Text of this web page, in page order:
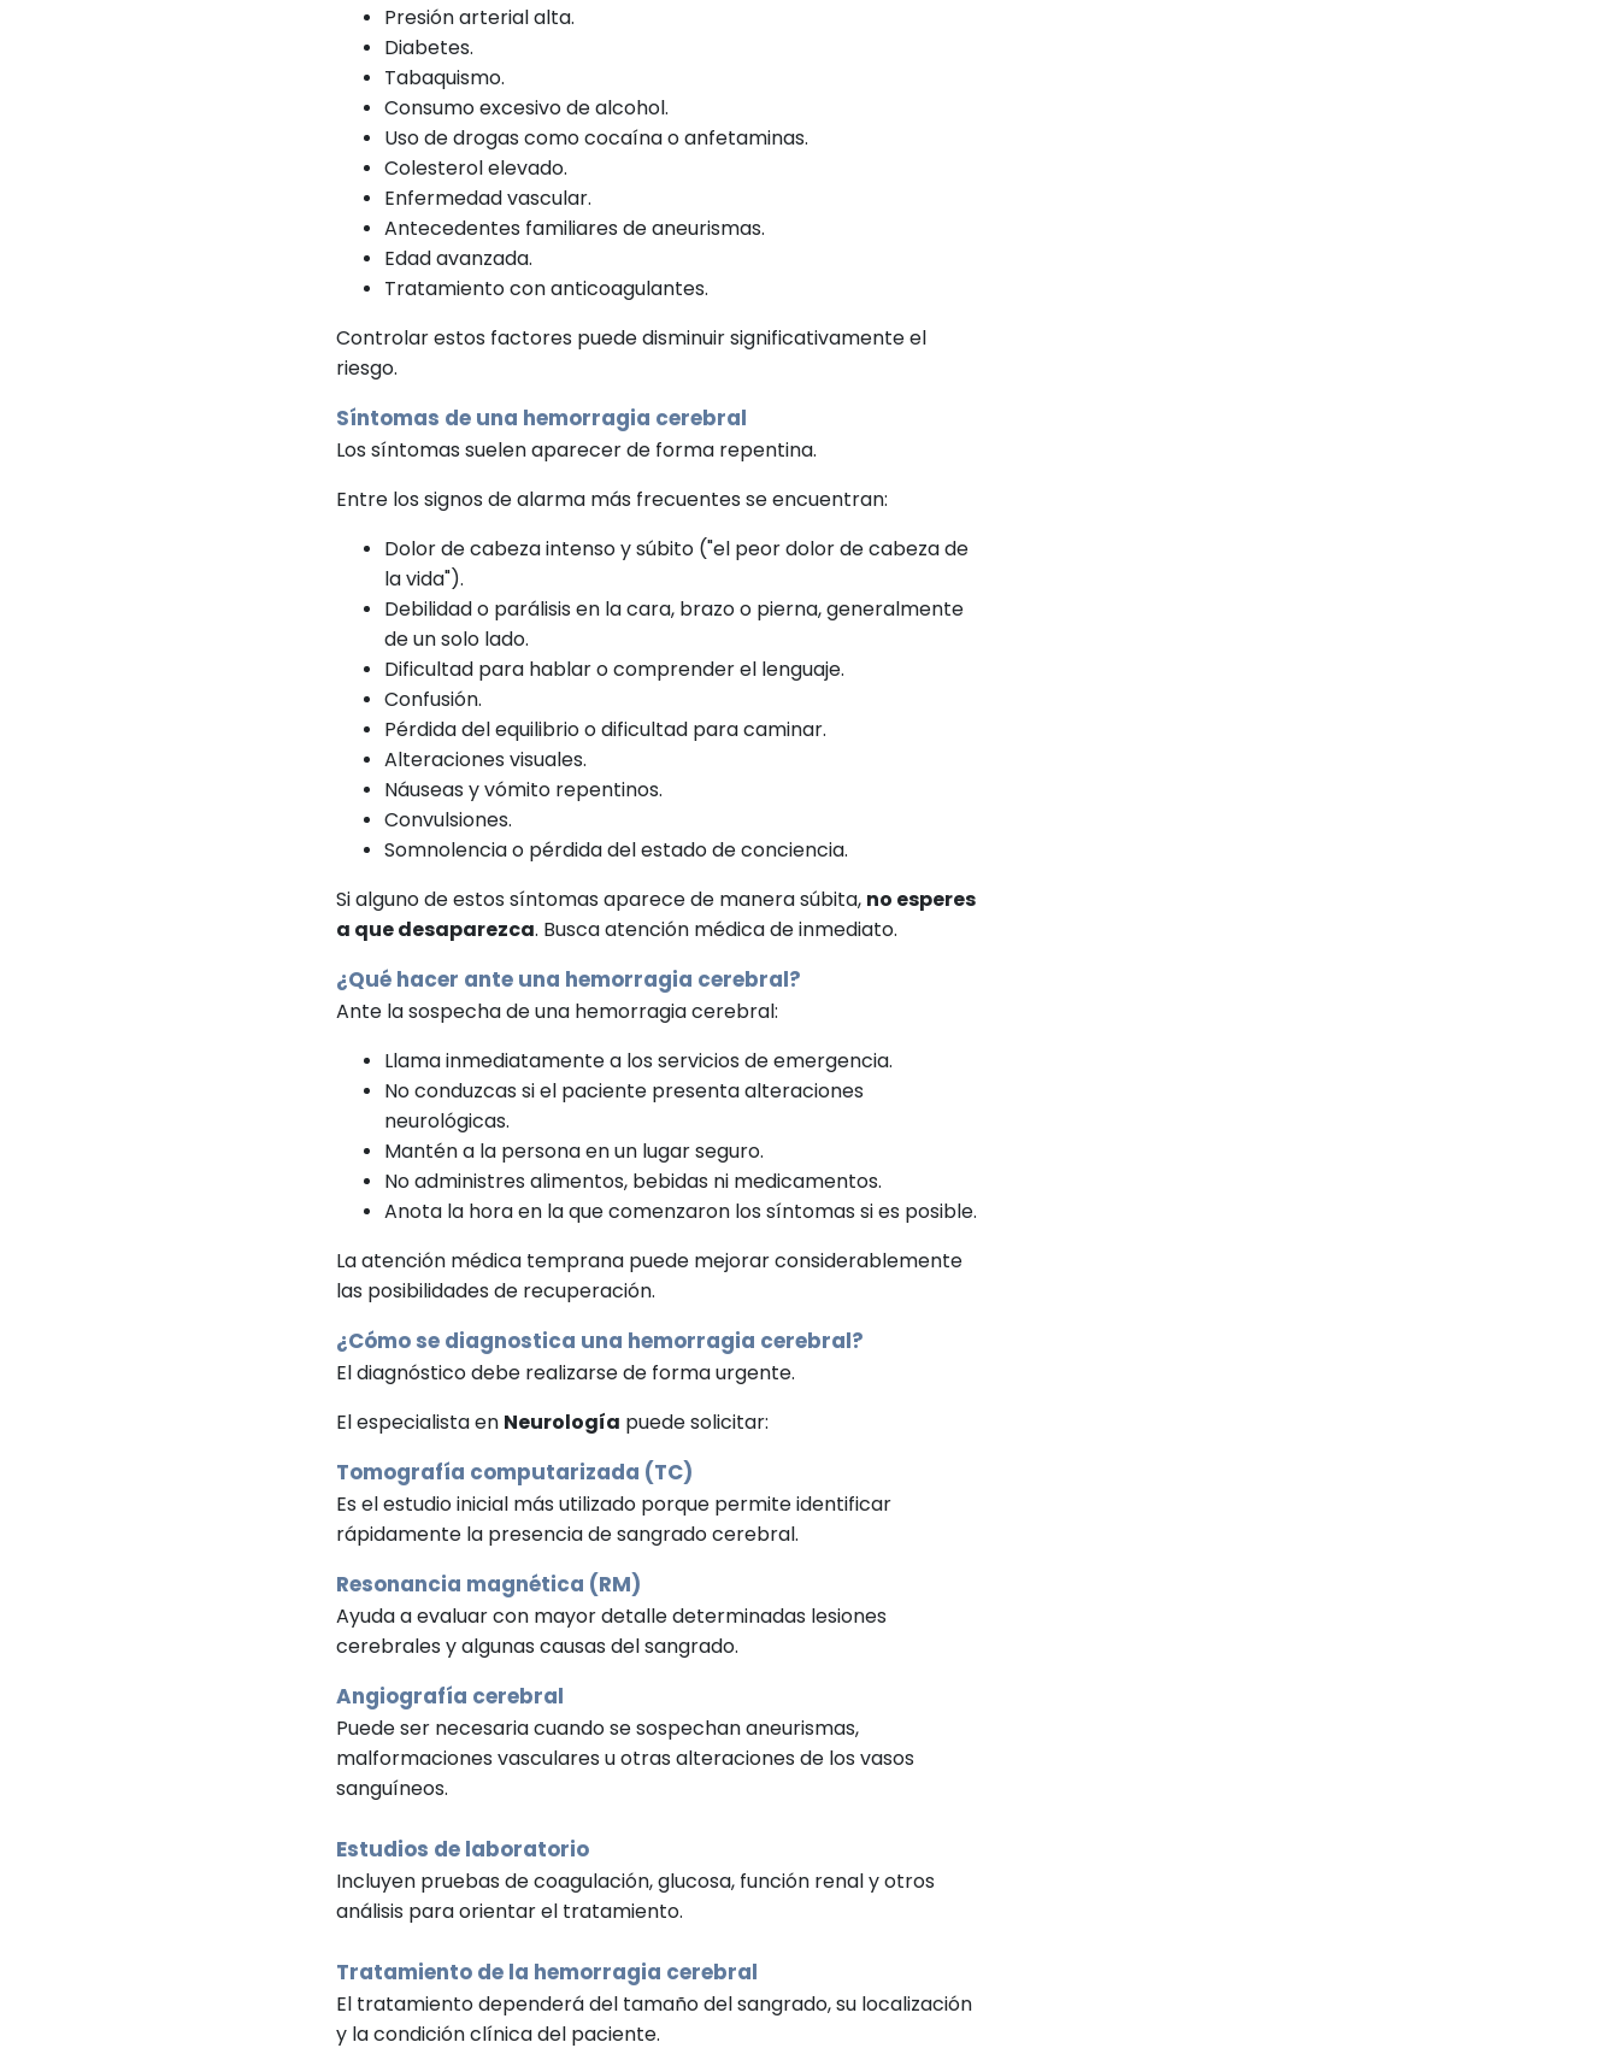
Presión arterial alta.
Diabetes.
Tabaquismo.
Consumo excesivo de alcohol.
Uso de drogas como cocaína o anfetaminas.
Colesterol elevado.
Enfermedad vascular.
Antecedentes familiares de aneurismas.
Edad avanzada.
Tratamiento con anticoagulantes.
Controlar estos factores puede disminuir significativamente el
riesgo.
Síntomas de una hemorragia cerebral
Los síntomas suelen aparecer de forma repentina.
Entre los signos de alarma más frecuentes se encuentran:
Dolor de cabeza intenso y súbito ("el peor dolor de cabeza de
la vida").
Debilidad o parálisis en la cara, brazo o pierna, generalmente
de un solo lado.
Dificultad para hablar o comprender el lenguaje.
Confusión.
Pérdida del equilibrio o dificultad para caminar.
Alteraciones visuales.
Náuseas y vómito repentinos.
Convulsiones.
Somnolencia o pérdida del estado de conciencia.
Si alguno de estos síntomas aparece de manera súbita, no esperes
a que desaparezca. Busca atención médica de inmediato.
¿Qué hacer ante una hemorragia cerebral?
Ante la sospecha de una hemorragia cerebral:
Llama inmediatamente a los servicios de emergencia.
No conduzcas si el paciente presenta alteraciones
neurológicas.
Mantén a la persona en un lugar seguro.
No administres alimentos, bebidas ni medicamentos.
Anota la hora en la que comenzaron los síntomas si es posible.
La atención médica temprana puede mejorar considerablemente
las posibilidades de recuperación.
¿Cómo se diagnostica una hemorragia cerebral?
El diagnóstico debe realizarse de forma urgente.
El especialista en Neurología puede solicitar:
Tomografía computarizada (TC)
Es el estudio inicial más utilizado porque permite identificar
rápidamente la presencia de sangrado cerebral.
Resonancia magnética (RM)
Ayuda a evaluar con mayor detalle determinadas lesiones
cerebrales y algunas causas del sangrado.
Angiografía cerebral
Puede ser necesaria cuando se sospechan aneurismas,
malformaciones vasculares u otras alteraciones de los vasos
sanguíneos.
Estudios de laboratorio
Incluyen pruebas de coagulación, glucosa, función renal y otros
análisis para orientar el tratamiento.
Tratamiento de la hemorragia cerebral
El tratamiento dependerá del tamaño del sangrado, su localización
y la condición clínica del paciente.